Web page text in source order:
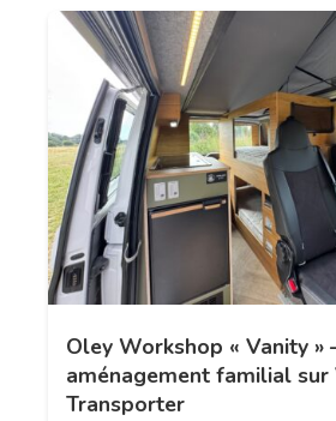
Oley Workshop « Vanity »
aménagement familial sur
Transporter